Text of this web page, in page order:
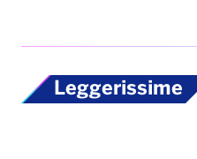
Leggerissime